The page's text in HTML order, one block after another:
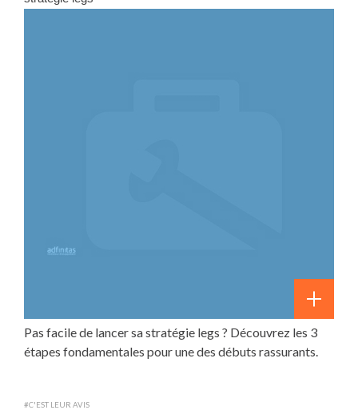
Pas facile de lancer sa stratégie legs ? Découvrez les 3
étapes fondamentales pour une des débuts rassurants.
#C'EST LEUR AVIS